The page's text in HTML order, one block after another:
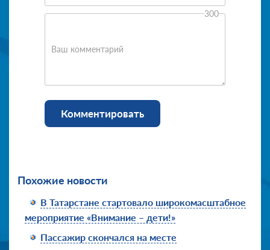
Ваш комментарий
300
Комментировать
Похожие новости
В Татарстане стартовало широкомасштабное
мероприятие «Внимание – дети!»
Пассажир скончался на месте